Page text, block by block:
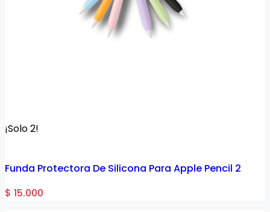
¡Solo 2!
Funda Protectora De Silicona Para Apple Pencil 2
$ 15.000